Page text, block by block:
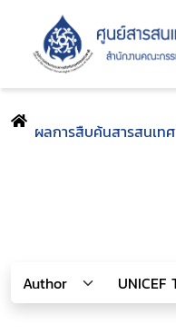
ผลการสืบค้นสารสนเทศ